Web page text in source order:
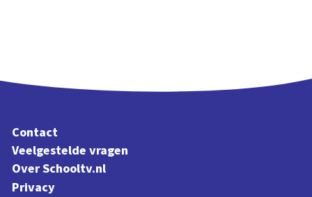
Contact
Veelgestelde vragen
Over Schooltv.nl
Privacy